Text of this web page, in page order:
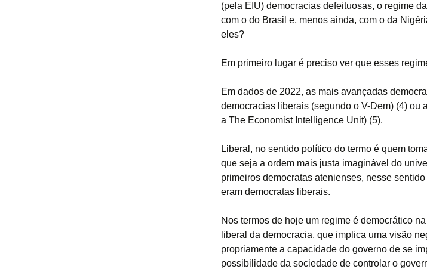
(pela EIU) democracias defeituosas, o regime
com o do Brasil e, menos ainda, com o da
eles?
Em primeiro lugar é preciso ver que esses
Em dados de 2022, as mais avançadas
democracias liberais (segundo o V-Dem) (4) ou
a The Economist Intelligence Unit) (5).
Liberal, no sentido político do termo é quem
que seja a ordem mais justa imaginável do
primeiros democratas atenienses, nesse
eram democratas liberais.
Nos termos de hoje um regime é democrático
liberal da democracia, que implica uma visão
propriamente a capacidade do governo de se
possibilidade da sociedade de controlar o